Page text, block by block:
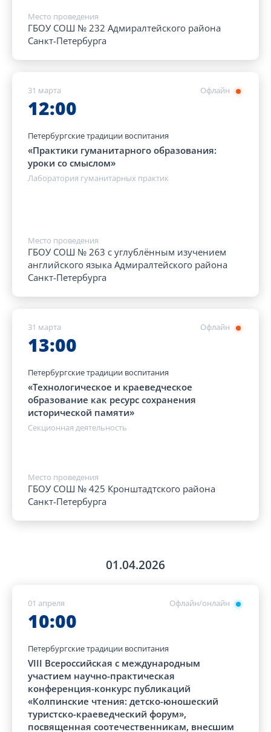
Место проведения
ГБОУ СОШ № 232 Адмиралтейского района
Санкт-Петербурга
Офлайн
31 марта
12:00
Петербургские традиции воспитания
«Практики гуманитарного образования:
уроки со смыслом»
Лаборатория гуманитарных практик
Место проведения
ГБОУ СОШ № 263 с углублённым изучением
английского языка Адмиралтейского района
Санкт-Петербурга
Офлайн
31 марта
13:00
Петербургские традиции воспитания
«Технологическое и краеведческое
образование как ресурс сохранения
исторической памяти»
Секционная деятельность
Место проведения
ГБОУ СОШ № 425 Кронштадтского района
Санкт-Петербурга
01.04.2026
Офлайн/онлайн
01 апреля
10:00
Петербургские традиции воспитания
VIII Всероссийская с международным
участием научно-практическая
конференция-конкурс публикаций
«Колпинские чтения: детско-юношеский
туристско-краеведческий форум»,
посвященная соотечественникам, внесшим